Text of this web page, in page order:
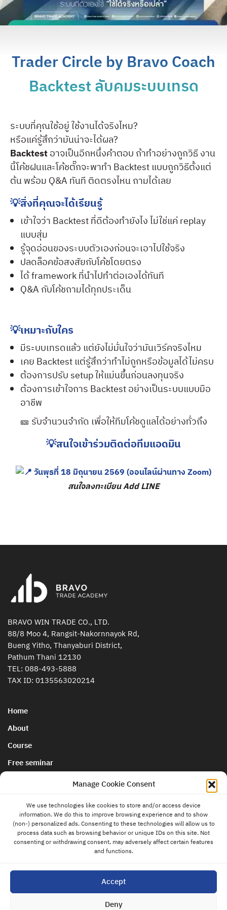
Manage Cookie Consent
We use technologies like cookies to store and/or access device
information. We do this to improve browsing experience and to show
(non-) personalized ads. Consenting to these technologies will allow us to
process data such as browsing behavior or unique IDs on this site. Not
consenting or withdrawing consent, may adversely affect certain features
and functions.
Accept
Deny
Trader Circle by Bravo Coach
Backtest ลับคมระบบเทรด
ระบบที่คุณใช้อยู่ ใช้งานได้จริงไหม?
หรือแค่รู้สึกว่ามันน่าจะได้ผล?
Backtestอาจเป็นอีกหนึ่งคำตอบ ถ้าทำอย่างถูกวิธี งาน
นี้โค้ชฝนและโค้ชตั๊กจะพาทำ Backtest แบบถูกวิธีตั้งแต่
ต้น พร้อม Q&A ทันที ติดตรงไหน ถามได้เลย
💡สิ่งที่คุณจะได้เรียนรู้
เข้าใจว่า Backtest ที่ดีต้องทำยังไง ไม่ใช่แค่ replay
แบบสุ่ม
รู้จุดอ่อนของระบบตัวเองก่อนจะเอาไปใช้จริง
ปลดล็อคข้อสงสัยกับโค้ชโดยตรง
ได้ framework ที่นำไปทำต่อเองได้ทันที
Q&A กับโค้ชถามได้ทุกประเด็น
💡เหมาะกับใคร
มีระบบเทรดแล้ว แต่ยังไม่มั่นใจว่ามันเวิร์คจริงไหม
เคย Backtest แต่รู้สึกว่าทำไม่ถูกหรือข้อมูลได้ไม่ครบ
ต้องการปรับ setup ให้แม่นขึ้นก่อนลงทุนจริง
ต้องการเข้าใจการ Backtest อย่างเป็นระบบแบบมือ
อาชีพ
🎫 รับจำนวนจำกัด เพื่อให้ทีมโค้ชดูแลได้อย่างทั่วถึง
💡สนใจเข้าร่วมติดต่อทีมแอดมิน
วันพุธที่ 18 มิถุนายน2569 (ออนไลน์ผ่านทาง Zoom)
สนใจลงทะเบียน Add LINE
BRAVO WIN TRADE CO., LTD.
88/8 Moo 4, Rangsit-Nakornnayok Rd,
Bueng Yitho, Thanyaburi District,
Pathum Thani 12130
TEL: 088-493-5888
TAX ID: 0135563020214
Home
About
Course
Free seminar
นโยบายการยกเลิกและคืนเงิน
Blog & News
Store
Contact
us